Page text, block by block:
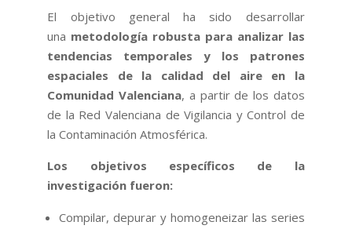
El objetivo general ha sido desarrollar
una metodología robusta para analizar las
tendencias temporales y los patrones
espaciales de la calidad del aire en la
Comunidad Valenciana, a partir de los datos
de la Red Valenciana de Vigilancia y Control de
la Contaminación Atmosférica.
Los objetivos específicos de la
investigación fueron:
Compilar, depurar y homogeneizar las series